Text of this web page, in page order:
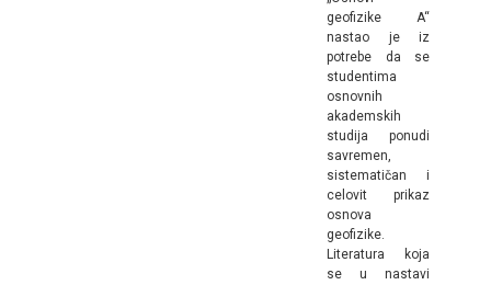
geofizike A“
nastao je iz
potrebe da se
studentima
osnovnih
akademskih
studija ponudi
savremen,
sistematičan i
celovit prikaz
osnova
geofizike.
Literatura koja
se u nastavi